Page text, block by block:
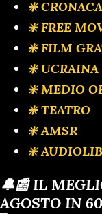
❇️
❇️ FREE
❇️ FILM
❇️ UCRAINA
❇️ MEDIO
❇️ TEATRO
❇️ AMSR
❇️
🔔📰 IL
AGOSTO IN